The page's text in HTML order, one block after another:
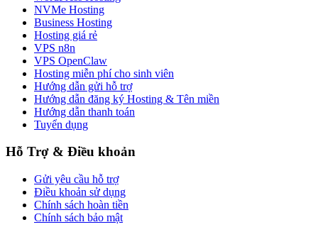
NVMe Hosting
Business Hosting
Hosting giá rẻ
VPS n8n
VPS OpenClaw
Hosting miễn phí cho sinh viên
Hướng dẫn gửi hỗ trợ
Hướng dẫn đăng ký Hosting & Tên miền
Hướng dẫn thanh toán
Tuyển dụng
Hỗ Trợ & Điều khoản
Gửi yêu cầu hỗ trợ
Điều khoản sử dụng
Chính sách hoàn tiền
Chính sách bảo mật